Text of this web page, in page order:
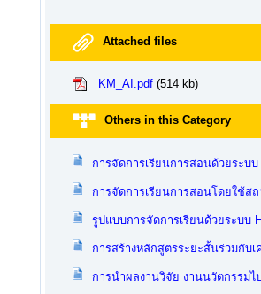
Attached files
KM_AI.pdf (514 kb)
Others in this Category
การจัดการเรียนการสอนด้วยระบ
การจัดการเรียนการสอนโดยใช้ส
รูปแบบการจัดการเรียนด้วยระบบ
การสร้างหลักสูตรระยะสั้นร่วมกับ
การนำผลงานวิจัย งานนวัตกรร